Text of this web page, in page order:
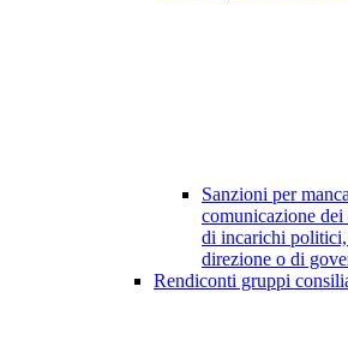
Sanzioni per
comunicazione
di incarichi
direzione o di
Rendiconti gruppi